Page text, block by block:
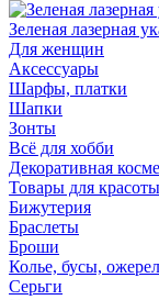
Зеленая лазерная
Для женщин
Аксессуары
Шарфы, платки
Шапки
Зонты
Всё для хобби
Декоративная
Товары для красоты
Бижутерия
Браслеты
Броши
Колье, бусы,
Серьги